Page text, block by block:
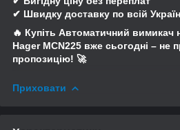
✔ Швидку доставку по всій
🔥 Купіть Автоматичний вимикач
Hager MCN225 вже сьогодні – не
пропозицію! 🚀
Приховати